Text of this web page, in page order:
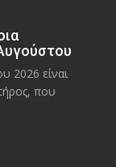
2026 είναι
που